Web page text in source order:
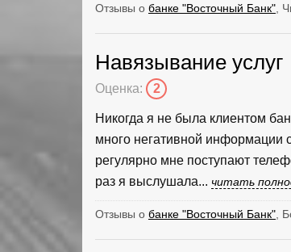
Отзывы о банке "Восточный Банк" ,
Навязывание услуг
Оценка: 2
Никогда я не была клиентом
много негативной информации
регулярно мне поступают
раз я выслушала... читать
Отзывы о банке "Восточный Банк" ,